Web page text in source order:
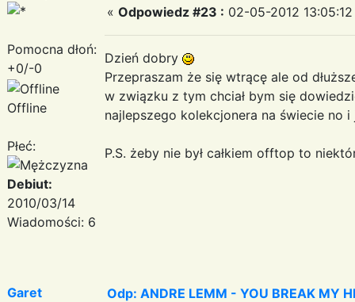
Pomocna dłoń:
+0/-0
Offline
Płeć:
Debiut:
2010/03/14
Wiadomości: 6
« Odpowiedz #23 : 02-05-2012
Dzień dobry
Przepraszam że się wtrącę ale od
w związku z tym chciał bym się
najlepszego kolekcjonera na świecie no
P.S. żeby nie był całkiem offtop to
Garet
Odp: ANDRE LEMM - YOU BREAK MY